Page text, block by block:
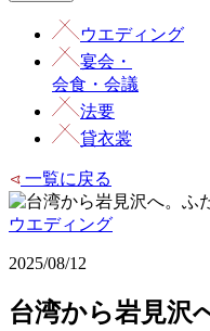
ウエディング
宴会 ・
会食・会議
法要
貸衣裳
一覧に戻る
ウエディング
2025/08/12
台湾から岩見沢